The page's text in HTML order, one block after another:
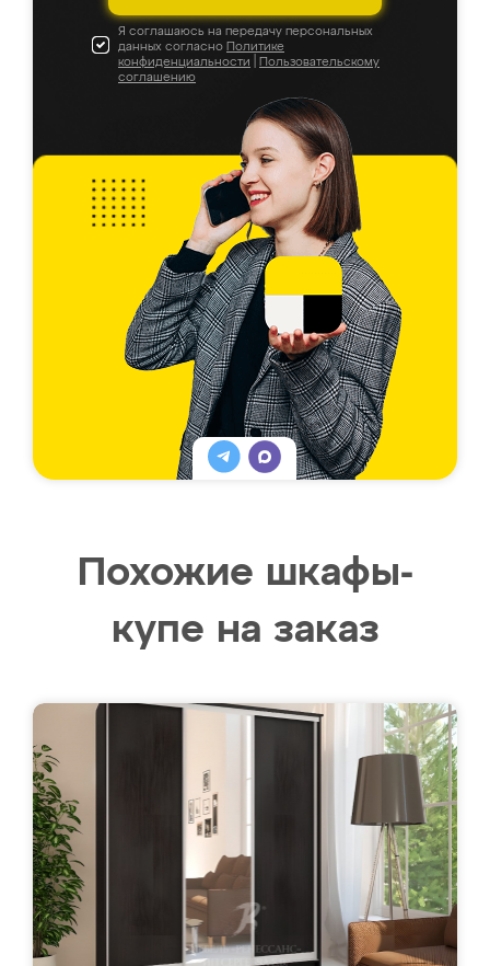
Я соглашаюсь на передачу персональных
данных согласно Политике
конфиденциальности
Пользовательскому
соглашению
Похожие шкафы-
купе на заказ